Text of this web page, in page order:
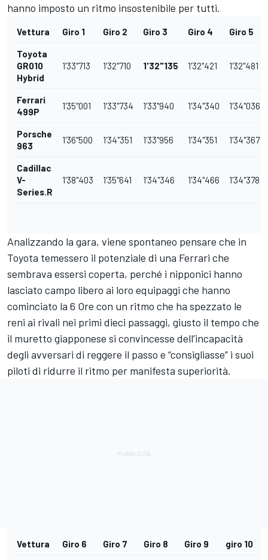
hanno imposto un ritmo insostenibile per tutti.
Vettura Giro 1 Giro 2 Giro 3 Giro 4 Giro 5
Toyota
GR010
Hybrid
1'33"713 1'32"710 1'32"135 1'32"421 1'32"481
Ferrari
499P
1'35"001 1'33"734 1'33"940 1'34"340 1'34"036
Porsche
963
1'36"500 1'34"351 1'33"956 1'34"351 1'34"367
Cadillac
V-
Series.R
1'38"403 1'35"641 1'34"346 1'34"466 1'34"378
Analizzando la gara, viene spontaneo pensare che in
Toyota temessero il potenziale di una Ferrari che
sembrava essersi coperta, perché i nipponici hanno
lasciato campo libero ai loro equipaggi che hanno
cominciato la 6 Ore con un ritmo che ha spezzato le
reni ai rivali nei primi dieci passaggi, giusto il tempo che
il muretto giapponese si convincesse dell’incapacità
degli avversari di reggere il passo e “consigliasse” i suoi
piloti di ridurre il ritmo per manifesta superiorità.
Vettura Giro 6 Giro 7 Giro 8 Giro 9 giro 10